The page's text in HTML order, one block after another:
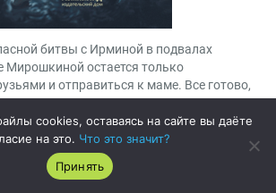
битвы с Ирминой в подвалах
Мирошкиной остается только
и отправиться к маме. Все готово,
но последнее путешествие
появлением необычной гостьи.
с Крайнего Севера, и Катя сталкиваются
подземных лабиринтах. У них
шамана из Сибири нужно найти копье
cookies, оставаясь на сайте вы даёте
на это. Что это значит?
Принять